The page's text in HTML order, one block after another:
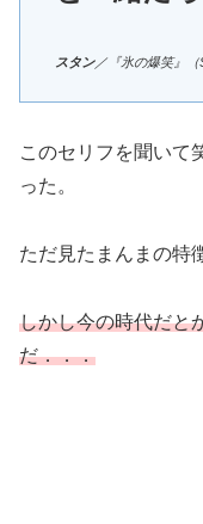
スタン／『氷の爆笑』（
このセリフを聞いて
った。
ただ見たまんまの特
しかし今の時代だと
だ．．．